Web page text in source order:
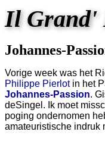
Il Grand'
Johannes-
Vorige week was het
Philippe Pierlotin het
Johannes-Passion.
deSingel. Ik moet
poging ondernomen
amateuristische indruk